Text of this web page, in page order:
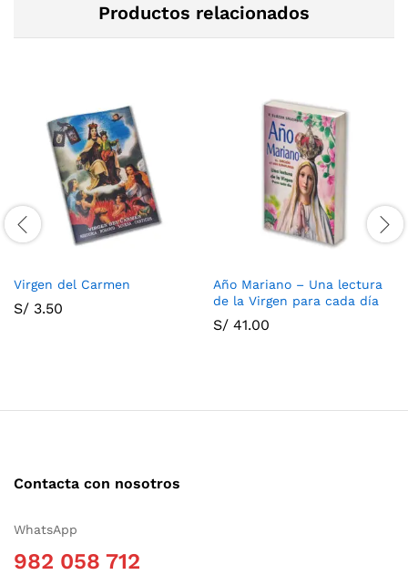
Productos relacionados
Virgen del Carmen
S/ 3.50
Año Mariano – Una lectura
de la Virgen para cada día
S/ 41.00
Contacta con nosotros
WhatsApp
982 058 712